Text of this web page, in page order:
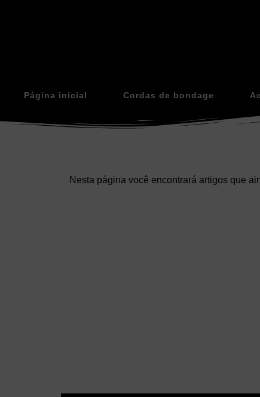
Página inicial Cordas de bondage
Nesta página você encontrará artigos que